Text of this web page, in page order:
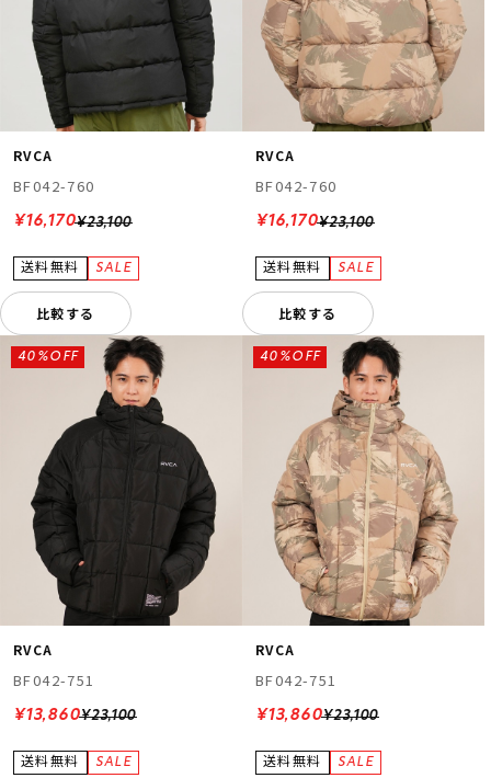
RVCA
BF042-760
¥23,100
¥16,170
比較する
RVCA
BF042-760
¥23,100
¥16,170
比較する
RVCA
BF042-751
¥23,100
40%OFF
¥13,860
RVCA
BF042-751
¥23,100
40%OFF
¥13,860